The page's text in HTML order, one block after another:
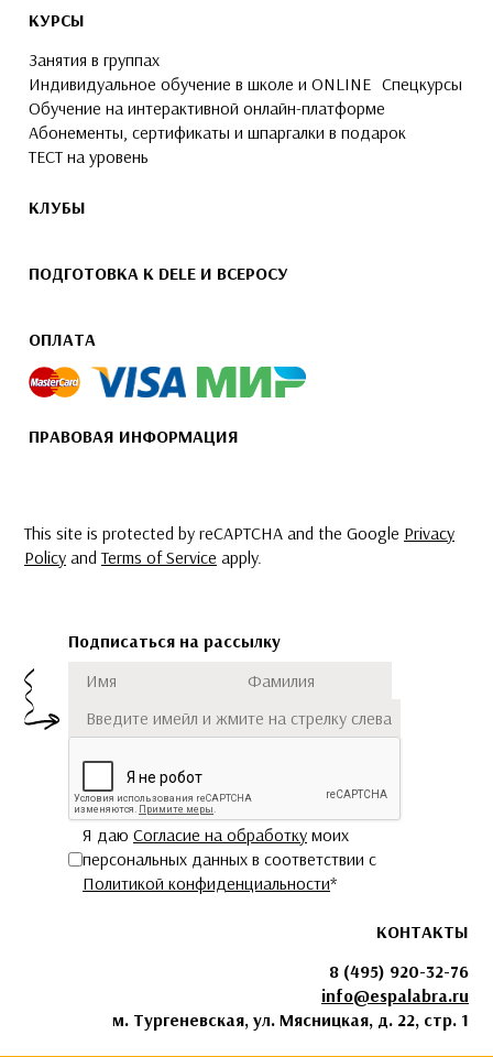
КУРСЫ
Занятия в группах
Индивидуальное обучение в школе и ONLINE Спецкурсы
Обучение на интерактивной онлайн-платформе
Абонементы, сертификаты и шпаргалки в подарок
ТЕСТ на уровень
КЛУБЫ
ПОДГОТОВКА К DELE И ВСЕРОСУ
ОПЛАТА
ПРАВОВАЯ ИНФОРМАЦИЯ
This site is protected by reCAPTCHA and the Google Privacy
Policy andTerms of Service apply.
Подписаться на рассылку
Имя
Фамилия
Я даю Согласие на обработку моих
персональных данных в соответствии с
Политикой конфиденциальности*
Подписаться
КОНТАКТЫ
8 (495) 920-32-76
info@espalabra.ru
м. Тургеневская, ул. Мясницкая, д. 22, стр. 1